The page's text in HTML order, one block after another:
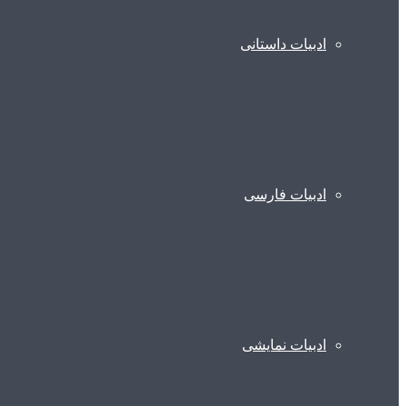
ادبیات داستانی
ادبیات فارسی
ادبیات نمایشی